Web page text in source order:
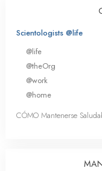
Scientologists @life
@life
@theOrg
@work
@home
CÓMO Mantenerse